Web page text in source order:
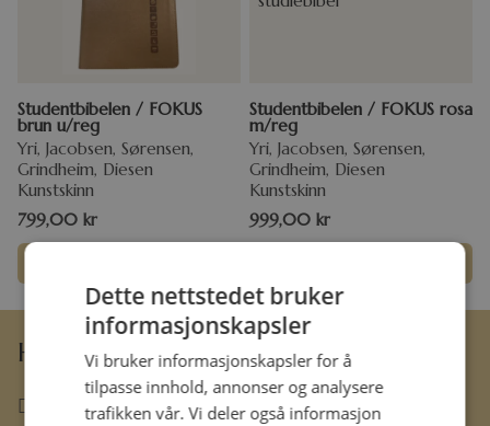
Studentbibelen / FOKUS
brun u/reg
Yri, Jacobsen, Sørensen,
Grindheim, Diesen
Kunstskinn
799,00 kr
Studentbibelen / FOKUS rosa
m/reg
Yri, Jacobsen, Sørensen,
Grindheim, Diesen
Kunstskinn
999,00 kr
Hermon Forlag AS
63 80 30 99
Dette nettstedet bruker
informasjonskapsler
Vi bruker informasjonskapsler for å
tilpasse innhold, annonser og analysere
trafikken vår. Vi deler også informasjon